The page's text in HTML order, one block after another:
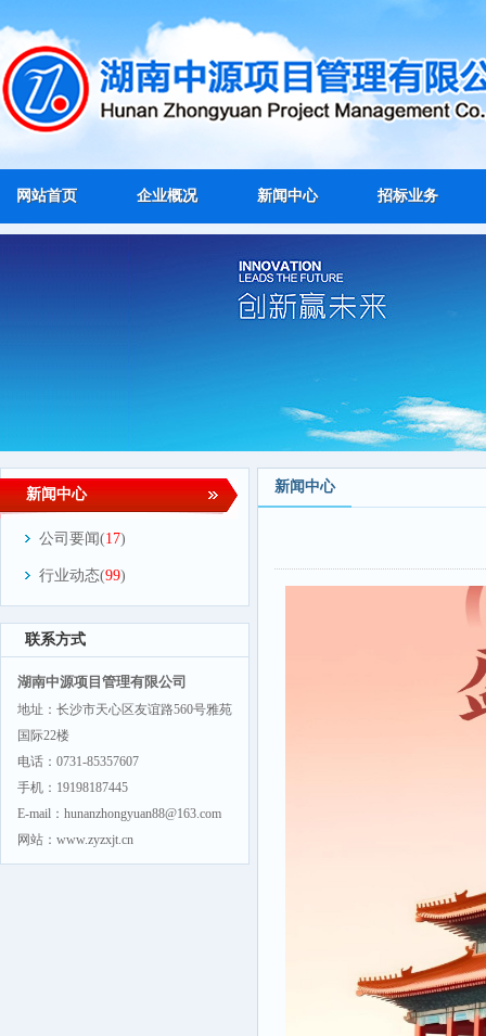
网站首页 企业概况 新闻中心 招标业务
新闻中心
公司要闻(17)
行业动态(99)
联系方式
湖南中源项目管理有限公司
地址：长沙市天心区友谊路560号雅苑
国际22楼
电话：0731-85357607
手机：19198187445
E-mail：hunanzhongyuan88@163.com
网站：www.zyzxjt.cn
新闻中心